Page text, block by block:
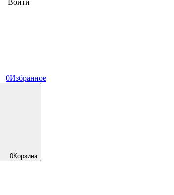
Войти
0Избранное
0Корзина